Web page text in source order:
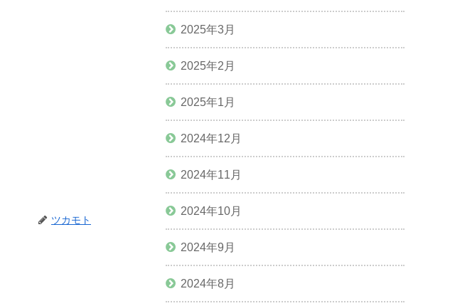
ツカモト
2025年3月
2025年2月
2025年1月
2024年12月
2024年11月
2024年10月
2024年9月
2024年8月